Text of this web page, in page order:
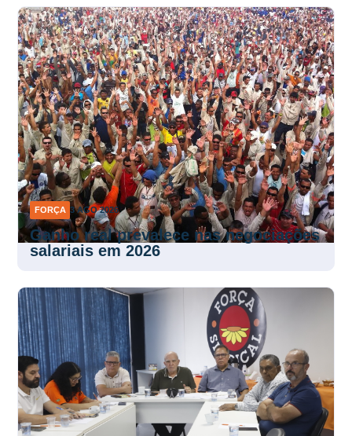
FORÇA 3 AGO 2026
Ganho real prevalece nas negociações
salariais em 2026